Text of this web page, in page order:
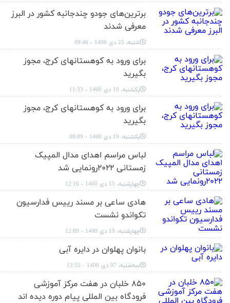
برترین‌های جودو چندجانبه کشور در البرز
معرفی شدند
شنبه، 25 دی 1400 - 09:46
برای ورود به کوهستانهای کرج، مجوز
بگیرید
یکشنبه، 19 دی 1400 - 11:33
برای ورود به کوهستانهای کرج، مجوز
بگیرید
یکشنبه، 19 دی 1400 - 08:09
لباس مراسم اهدای مدال المپیک
زمستانی ۲۰۲۲رونمایی شد
چهارشنبه، 15 دی 1400 - 12:16
هادی ساعی بر مسند رییس فدارسیون
تکواندو نشست
چهارشنبه، 15 دی 1400 - 12:09
بانوان پهلوان در دایره آبی
سه‌شنبه، 07 دی 1400 - 12:55
۸۵۰ خلبان در هفت مرکز آموزشی
فرودگاه بین المللی پیام دوره دیده اند